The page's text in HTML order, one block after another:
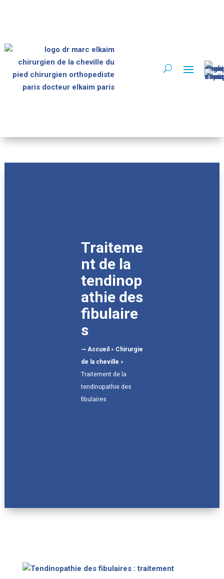
Traiteme
nt de la
tendinop
athie des
fibulaire
s
➙ Accueil » Chirurgie
de la cheville »
Traitement de la
tendinopathie des
fibulaires